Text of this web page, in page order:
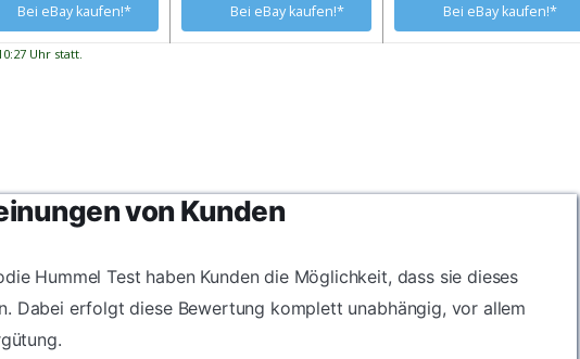
Bei eBay kaufen!* Bei eBay kaufen!* Bei eBay kaufen!*
Uhr statt.
von Kunden
Hummel Test haben Kunden die Möglichkeit, dass sie dieses
Dabei erfolgt diese Bewertung komplett unabhängig, vor allem